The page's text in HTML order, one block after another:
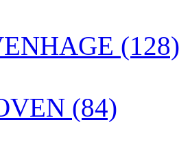
(128)
(84)